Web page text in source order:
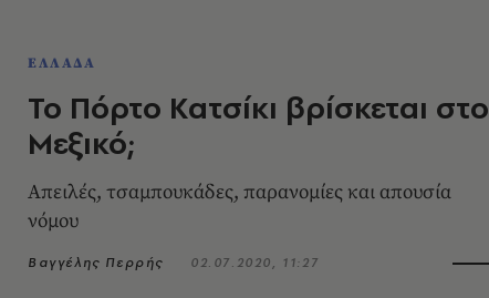
ΕΛΛΑΔΑ
Το Πόρτο Κατσίκι βρίσκεται στο
Μεξικό;
Απειλές, τσαμπουκάδες, παρανομίες και απουσία
νόμου
Βαγγέλης Περρής 02.07.2020, 11:27